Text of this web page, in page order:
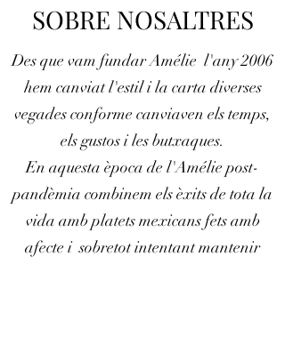
SOBRE NOSALTRES
Des que vam fundar Amélie l'any 2006
hem canviat l'estil i la carta diverses
vegades conforme canviaven els temps,
els gustos i les butxaques.
En aquesta època de l'Amélie post-
pandèmia combinem els èxits de tota la
vida amb platets mexicans fets amb
afecte i sobretot intentant mantenir